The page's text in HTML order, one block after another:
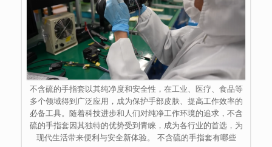
不含硫的手指套以其纯净度和安全性，在工业、医疗、食品等
多个领域得到广泛应用，成为保护手部皮肤、提高工作效率的
必备工具。随着科技进步和人们对纯净工作环境的追求，不含
硫的手指套因其独特的优势受到青睐，成为各行业的首选，为
现代生活带来便利与安全新体验。 不含硫的手指套有哪些